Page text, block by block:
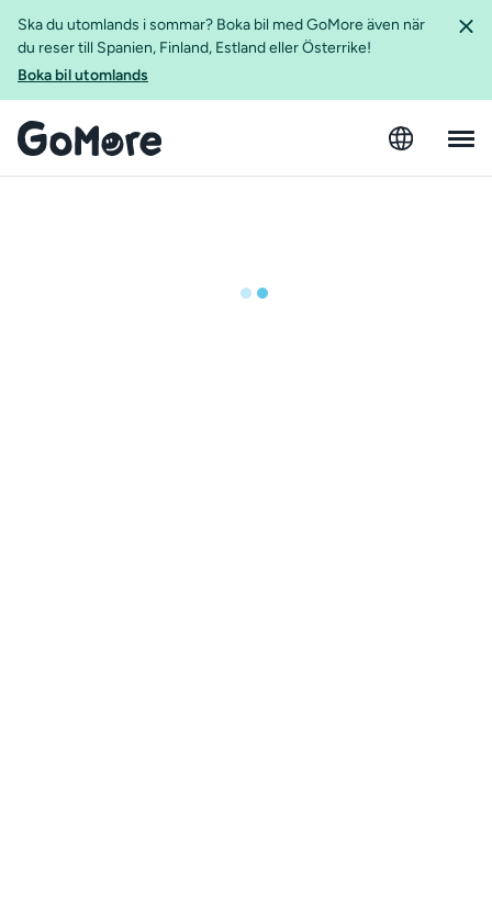
Ska du utomlands i sommar? Boka bil med GoMore även när
du reser till Spanien, Finland, Estland eller Österrike!
Boka bil utomlands